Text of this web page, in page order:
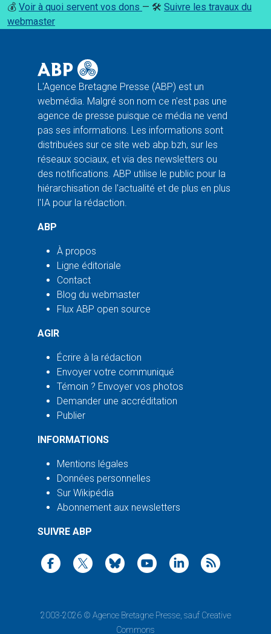
💰 Voir à quoi servent vos dons — 🛠️ Suivre les travaux du
webmaster
L'Agence Bretagne Presse (ABP) est un
webmédia. Malgré son nom ce n'est pas une
agence de presse puisque ce média ne vend
pas ses informations. Les informations sont
distribuées sur ce site web abp.bzh, sur les
réseaux sociaux, et via des newsletters ou
des notifications. ABP utilise le public pour la
hiérarchisation de l'actualité et de plus en plus
l'IA pour la rédaction.
ABP
À propos
Ligne éditoriale
Contact
Blog du webmaster
Flux ABP open source
AGIR
Écrire à la rédaction
Envoyer votre communiqué
Témoin ? Envoyer vos photos
Demander une accréditation
Publier
INFORMATIONS
Mentions légales
Données personnelles
Sur Wikipédia
Abonnement aux newsletters
SUIVRE ABP
2003-2026 © Agence Bretagne Presse, sauf Creative
Commons